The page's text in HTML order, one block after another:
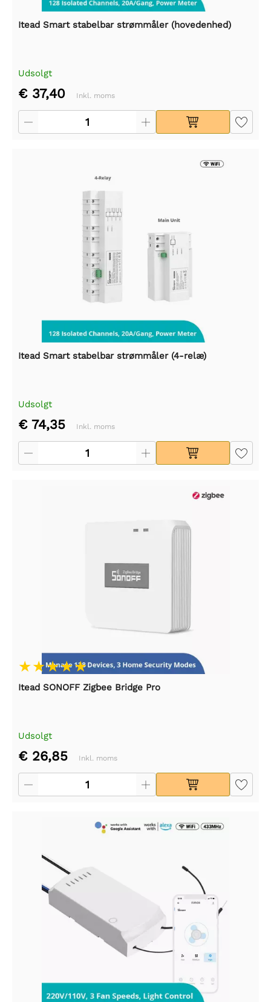
Itead Smart stabelbar strømmåler (hovedenhed)
Udsolgt
€ 37,40 Inkl. moms
Itead Smart stabelbar strømmåler (4-relæ)
Udsolgt
€ 74,35 Inkl. moms
Itead SONOFF Zigbee Bridge Pro
Udsolgt
€ 26,85 Inkl. moms